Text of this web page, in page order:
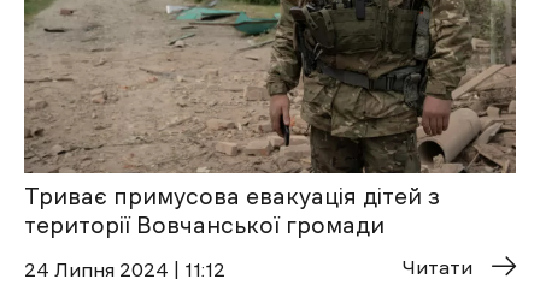
Триває примусова евакуація дітей з
території Вовчанської громади
24 Липня 2024 | 11:12 Читати